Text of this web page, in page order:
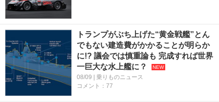
トランプがぶち上げた“黄金戦艦”とん
でもない建造費がかかることが明らか
に!? 議会では慎重論も 完成すれば世界
一巨大な水上艦に？
08/09 | 乗りものニュース
コメント：77